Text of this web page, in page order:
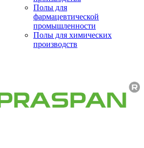
Полы для
фармацевтической
промышленности
Полы для химических
производств